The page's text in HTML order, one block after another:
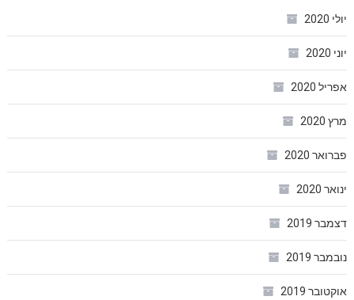
יולי 2020
יוני 2020
אפריל 2020
מרץ 2020
פברואר 2020
ינואר 2020
דצמבר 2019
נובמבר 2019
אוקטובר 2019